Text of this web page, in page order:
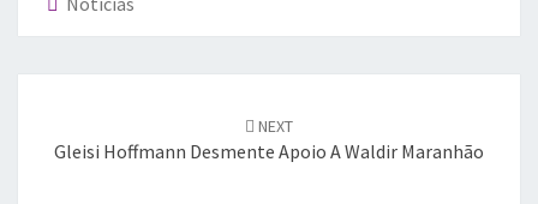
NEXT
Gleisi Hoffmann Desmente Apoio A Waldir Maranhão